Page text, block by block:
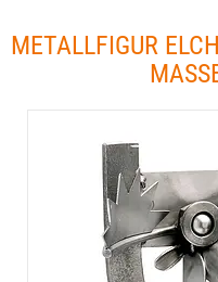
METALLFIGUR